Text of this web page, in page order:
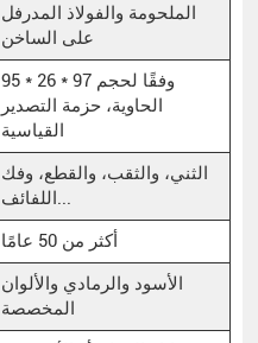
الملحومة والفولاذ المدرفل
على الساخن
95 * 26 * 97 وفقًا لحجم
الحاوية، حزمة التصدير
القياسية
الثني، والثقب، والقطع، وفك
أكثر من 50 عامًا
الأسود والرمادي والألوان
المخصصة